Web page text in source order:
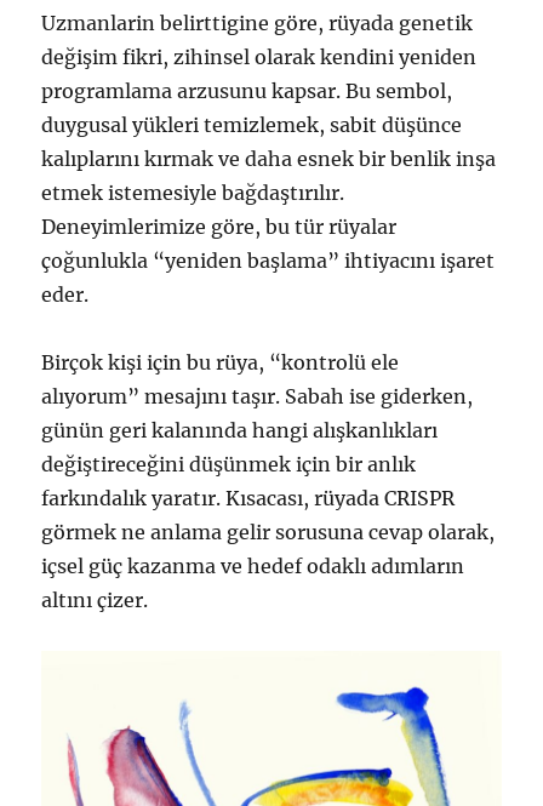
Uzmanlarin belirttigine göre, rüyada genetik
değişim fikri, zihinsel olarak kendini yeniden
programlama arzusunu kapsar. Bu sembol,
duygusal yükleri temizlemek, sabit düşünce
kalıplarını kırmak ve daha esnek bir benlik inşa
etmek istemesiyle bağdaştırılır.
Deneyimlerimize göre, bu tür rüyalar
çoğunlukla “yeniden başlama” ihtiyacını işaret
eder.
Birçok kişi için bu rüya, “kontrolü ele
alıyorum” mesajını taşır. Sabah ise giderken,
günün geri kalanında hangi alışkanlıkları
değiştireceğini düşünmek için bir anlık
farkındalık yaratır. Kısacası, rüyada CRISPR
görmek ne anlama gelir sorusuna cevap olarak,
içsel güç kazanma ve hedef odaklı adımların
altını çizer.